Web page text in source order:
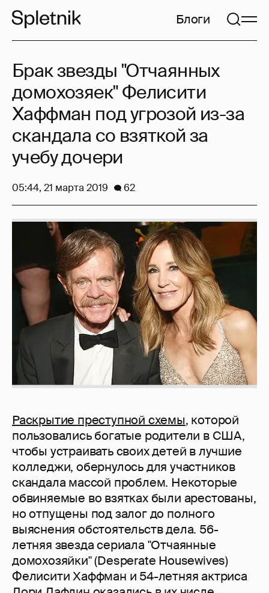
Блоги
Раскрытие преступной схемы, которой
пользовались богатые родители в США,
чтобы устраивать своих детей в лучшие
колледжи, обернулось для участников
скандала массой проблем. Некоторые
обвиняемые во взятках были арестованы,
но отпущены под залог до полного
выяснения обстоятельств дела. 56-
летняя звезда сериала "Отчаянные
домохозяйки" (Desperate Housewives)
Фелисити Хаффман и 54-летняя актриса
Брак звезды "Отчаянных
домохозяек" Фелисити
Хаффман под угрозой из-за
скандала со взяткой за
учебу дочери
05:44, 21 марта 2019 62